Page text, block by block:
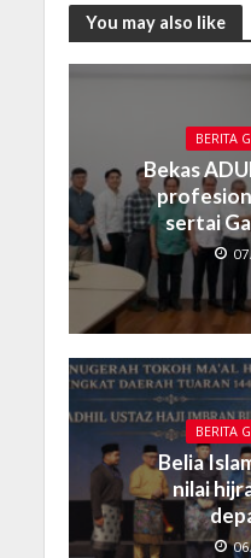
You may also like
BERITA
Bekas
sertai
BERITA
Belia
nilai